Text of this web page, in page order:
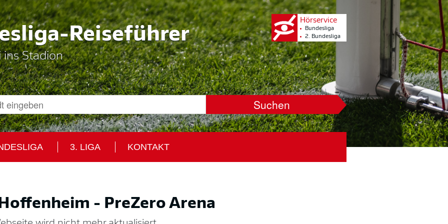
Reiseführer
ins Stadion
Hörservice
Bundesliga
2. Bundesliga
Suchen
3. LIGA KONTAKT
- PreZero Arena